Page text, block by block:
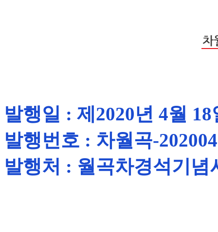
발행일 : 제2020년 4월 18
발행번호 : 차월곡-
발행처 : 월곡차경석기념